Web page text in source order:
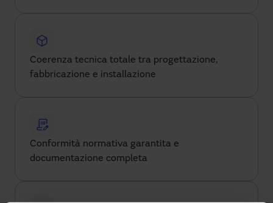
Coerenza tecnica totale tra progettazione,
fabbricazione e installazione
Conformità normativa garantita e
documentazione completa